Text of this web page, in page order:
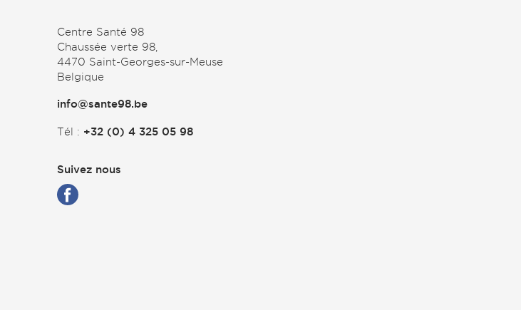
Centre Santé 98
Chaussée verte 98,
4470 Saint-Georges-sur-Meuse
Belgique
info@sante98.be
Tél : +32 (0) 4 325 05 98
Suivez nous